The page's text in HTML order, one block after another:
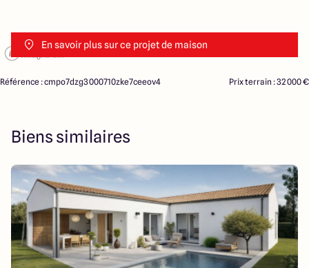
En savoir plus sur ce projet de maison
Référence : cmpo7dzg3000710zke7ceeov4 Prix terrain : 32 000 €
Biens similaires